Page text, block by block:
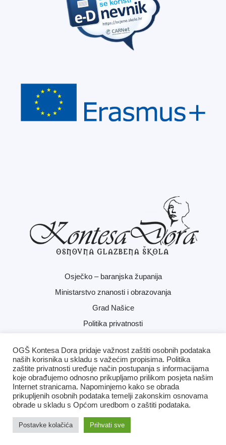
Osječko – baranjska županija
Ministarstvo znanosti i obrazovanja
Grad Našice
Politika privatnosti
Copyright © 2026 OGŠ Kontesa Dora | Izrada:ISB
OGŠ Kontesa Dora pridaje važnost zaštiti osobnih podataka
naših korisnika u skladu s važećim propisima. Politika
zaštite privatnosti uređuje način postupanja s informacijama
koje obrađujemo odnosno prikupljamo prilikom posjeta našim
Internet stranicama. Napominjemo kako se obrada
prikupljenih osobnih podataka temelji zakonskim osnovama
obrade u skladu s Općom uredbom o zaštiti podataka.
Postavke kolačića Prihvati sve